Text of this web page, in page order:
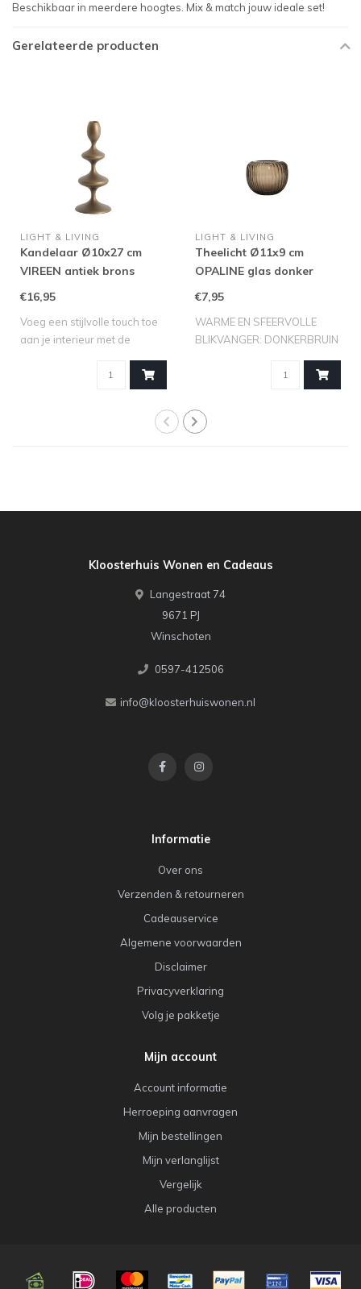
Beschikbaar in meerdere hoogtes. Mix & match jouw ideale set!
Gerelateerde producten
LIGHT & LIVING
Kandelaar Ø10x27 cm
VIREEN antiek brons
€16,95
Voeg een stijlvolle touch toe
aan je interieur met de
LIGHT & LIVING
Theelicht Ø11x9 cm
OPALINE glas donker
€7,95
WARME EN SFEERVOLLE
BLIKVANGER: DONKERBRUIN
Kloosterhuis Wonen en Cadeaus
Langestraat 74
9671 PJ
Winschoten
0597-412506
info@kloosterhuiswonen.nl
Informatie
Over ons
Verzenden & retourneren
Cadeauservice
Algemene voorwaarden
Disclaimer
Privacyverklaring
Volg je pakketje
Mijn account
Account informatie
Herroeping aanvragen
Mijn bestellingen
Mijn verlanglijst
Vergelijk
Alle producten